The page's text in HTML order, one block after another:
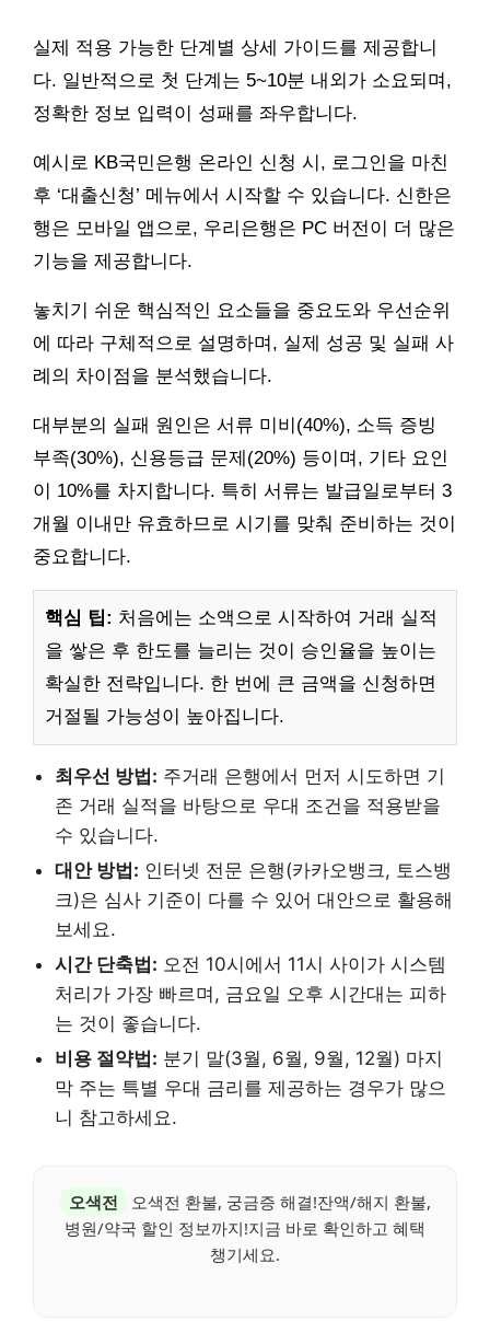
실제 적용 가능한 단계별 상세 가이드를 제공합니
다. 일반적으로 첫 단계는 5~10분 내외가 소요되며,
정확한 정보 입력이 성패를 좌우합니다.
예시로 KB국민은행 온라인 신청 시, 로그인을 마친
후 ‘대출신청’ 메뉴에서 시작할 수 있습니다. 신한은
행은 모바일 앱으로, 우리은행은 PC 버전이 더 많은
기능을 제공합니다.
놓치기 쉬운 핵심적인 요소들을 중요도와 우선순위
에 따라 구체적으로 설명하며, 실제 성공 및 실패 사
례의 차이점을 분석했습니다.
대부분의 실패 원인은 서류 미비(40%), 소득 증빙
부족(30%), 신용등급 문제(20%) 등이며, 기타 요인
이 10%를 차지합니다. 특히 서류는 발급일로부터 3
개월 이내만 유효하므로 시기를 맞춰 준비하는 것이
중요합니다.
핵심 팁: 처음에는 소액으로 시작하여 거래 실적
을 쌓은 후 한도를 늘리는 것이 승인율을 높이는
확실한 전략입니다. 한 번에 큰 금액을 신청하면
거절될 가능성이 높아집니다.
최우선 방법: 주거래 은행에서 먼저 시도하면 기
존 거래 실적을 바탕으로 우대 조건을 적용받을
수 있습니다.
대안 방법: 인터넷 전문 은행(카카오뱅크, 토스뱅
크)은 심사 기준이 다를 수 있어 대안으로 활용해
보세요.
시간 단축법: 오전 10시에서 11시 사이가 시스템
처리가 가장 빠르며, 금요일 오후 시간대는 피하
는 것이 좋습니다.
비용 절약법: 분기 말(3월, 6월, 9월, 12월) 마지
막 주는 특별 우대 금리를 제공하는 경우가 많으
니 참고하세요.
오색전
오색전 환불, 궁금증 해결!잔액/해지 환불,
병원/약국 할인 정보까지!지금 바로 확인하고 혜택
챙기세요.